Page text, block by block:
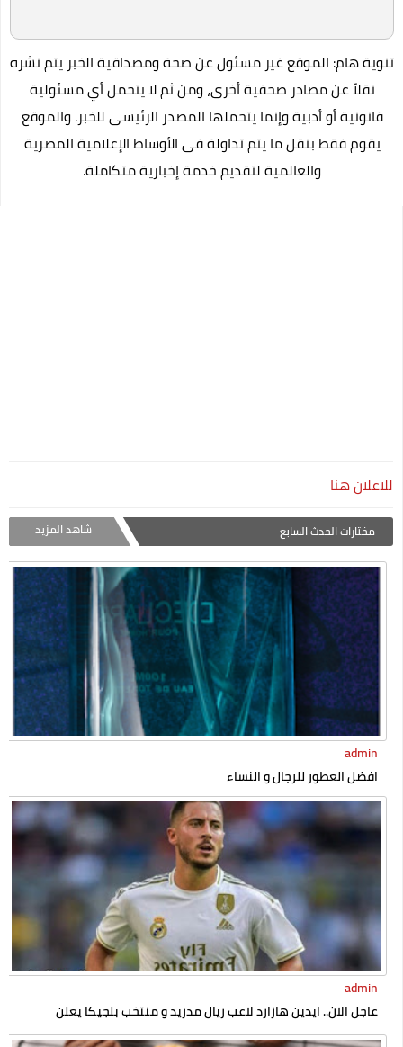
تنوية هام: الموقع غير مسئول عن صحة ومصداقية الخبر يتم نشره
نقلاً عن مصادر صحفية أخرى، ومن ثم لا يتحمل أي مسئولية
قانونية أو أدبية وإنما يتحملها المصدر الرئيسى للخبر. والموقع
يقوم فقط بنقل ما يتم تداولة فى الأوساط الإعلامية المصرية
والعالمية لتقديم خدمة إخبارية متكاملة.
للاعلان هنا
مختارات الحدث السابع شاهد المزيد
admin
افضل العطور للرجال و النساء
admin
عاجل الان.. ايدين هازارد لاعب ريال مدريد و منتخب بلجيكا يعلن
إسلامه رسميا